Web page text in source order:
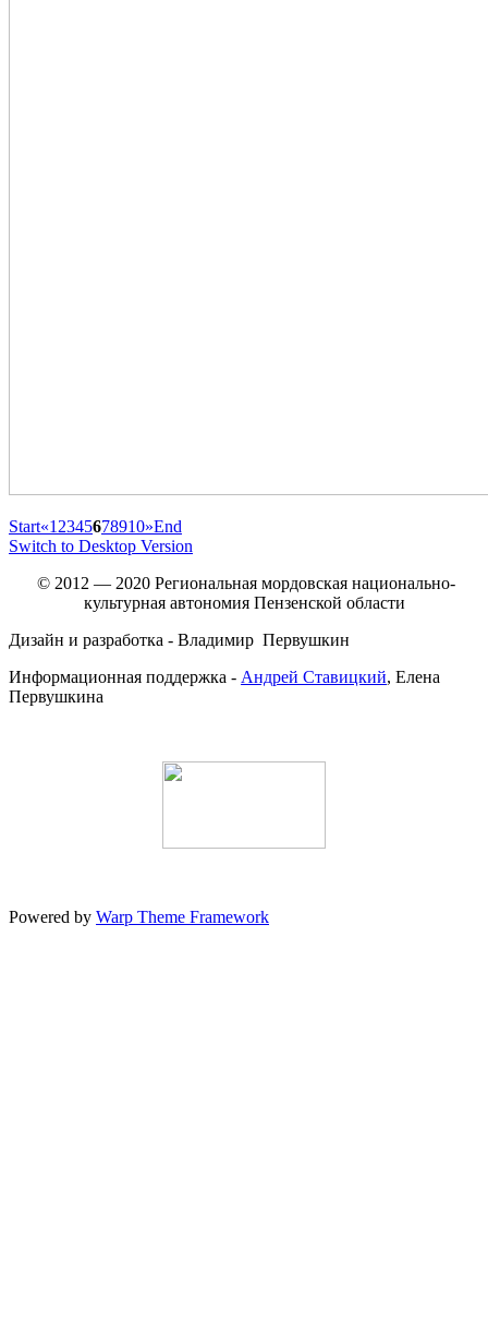
Start«1 2345678910»End
Switch to Desktop Version
© 2012 — 2020 Региональная мордовская национально-
культурная автономия Пензенской области
Дизайн и разработка - Владимир Первушкин
Информационная поддержка - Андрей Ставицкий, Елена
Первушкина
Powered by Warp Theme Framework